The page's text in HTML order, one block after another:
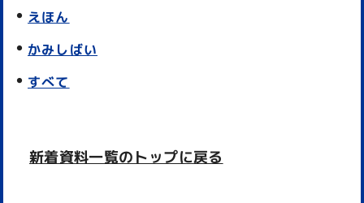
えほん
かみしばい
すべて
新着資料一覧のトップに戻る